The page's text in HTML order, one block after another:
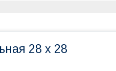
28 х 28